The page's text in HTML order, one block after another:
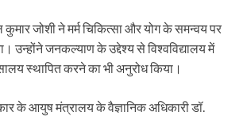
जोशी ने मर्म चिकित्सा और योग के समन्वय पर
उन्होंने जनकल्याण के उद्देश्य से विश्वविद्यालय में
स्थापित करने का भी अनुरोध किया।
के आयुष मंत्रालय के वैज्ञानिक अधिकारी डॉ.